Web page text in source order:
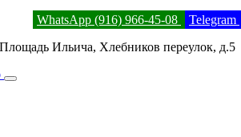
WhatsApp (916) 966-45-08 Telegram
Ильича, Хлебников переулок, д.5